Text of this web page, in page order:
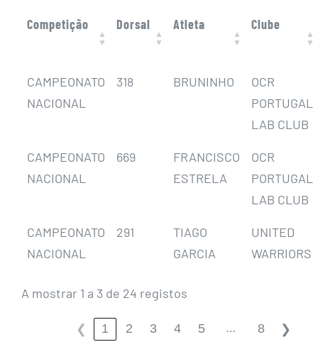
Competição Dorsal Atleta Clube
CAMPEONATO
NACIONAL
318 BRUNINHO
OCR
PORTUGAL
LAB CLUB
CAMPEONATO
NACIONAL
669
FRANCISCO
ESTRELA
OCR
PORTUGAL
LAB CLUB
CAMPEONATO
NACIONAL
291
TIAGO
GARCIA
UNITED
WARRIORS
A mostrar 1 a 3 de 24 registos
❮ 1 2 3 4 5 … 8 ❯